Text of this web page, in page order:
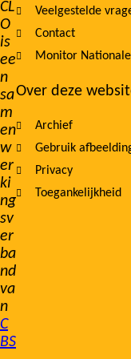
CL
O
is
ee
n
sa
m
en
w
er
ki
ng
sv
er
ba
nd
va
n
C
BS
Veelgestelde
Contact
Monitor
Over deze
Archief
Gebruik
Privacy
Toegankelijkheid